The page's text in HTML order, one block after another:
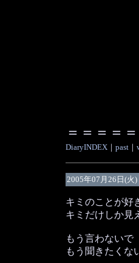
＝＝＝＝
DiaryINDEX｜ past｜
2005年07月26日(火)
キミのことが好
キミだけしか見
もう言わないで
もう聞きたくな